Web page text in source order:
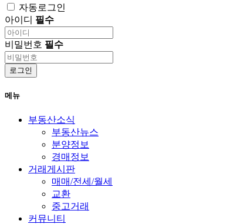
자동로그인
아이디 필수
비밀번호 필수
로그인
메뉴
부동산소식
부동산뉴스
분양정보
경매정보
거래게시판
매매/전세/월세
교환
중고거래
커뮤니티